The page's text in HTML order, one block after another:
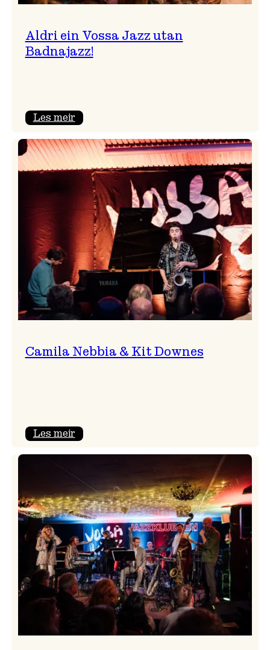
Aldri ein Vossa Jazz utan
Badnajazz!
Les meir:
ein
Vossa
Jazz
utan
Badnajazz!
Camila Nebbia & Kit Downes
Les meir:
&
Kit
Downes